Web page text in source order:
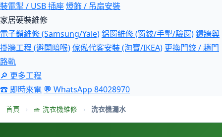
裝電掣 / USB 插座燈飾 / 吊扇安裝
家居硬裝維修
電子鎖維修 (Samsung/Yale)鋁窗維修 (窗鉸/手掣/驗窗)鑽牆與
掛牆工程 (避開暗喉)傢俬代客安裝 (淘寶/IKEA) 更換門鉸 / 趟門
路軌
🔎 更多工程
☎ 即時來電 💬 WhatsApp 84028970
首頁 › 🧺 洗衣機維修 › 洗衣機漏水